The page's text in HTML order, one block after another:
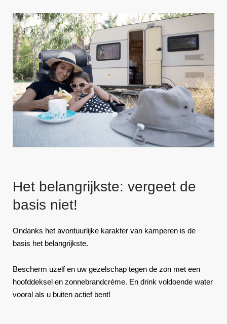
Het belangrijkste: vergeet de
basis niet!
Ondanks het avontuurlijke karakter van kamperen is de
basis het belangrijkste.
Bescherm uzelf en uw gezelschap tegen de zon met een
hoofddeksel en zonnebrandcrème. En drink voldoende water
vooral als u buiten actief bent!